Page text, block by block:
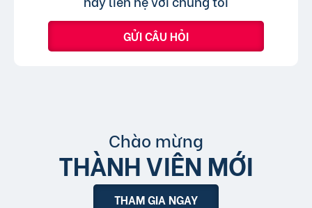
GỬI CÂU HỎI
Chào mừng
THÀNH VIÊN MỚI
THAM GIA NGAY